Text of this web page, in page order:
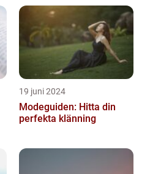
19 juni 2024
Modeguiden: Hitta din
perfekta klänning